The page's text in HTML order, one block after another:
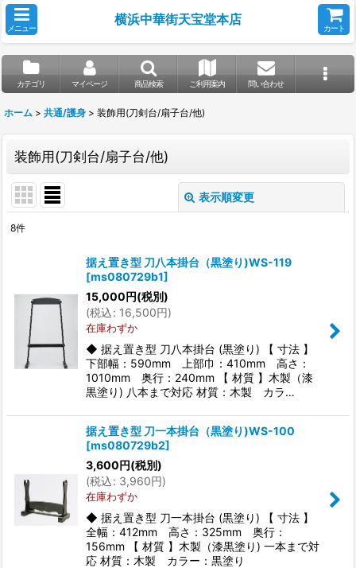
メニュー
横浜中華街天宝堂本店
カート
カテゴリ マイページ 商品検索 ご利用案内 問い合わせ
ホーム > 共通/護身 > 装飾用(刀剣台/扇子台/他)
装飾用(刀剣台/扇子台/他)
表示順変更
8件
据え置き型 刀八本掛台（黒塗り)WS-119
[ms080729b1]
15,000円(税別)
(税込: 16,500円)
在庫わずか
◆ 据え置き型 刀八本掛台 (黒塗り) 【 寸法 】
下部幅：590mm 上部巾：410mm 高さ：
1010mm 奥行：240mm 【 材質 】木製（漆
黒塗り) 八本まで対応 材質：木製 カラ…
据え置き型 刀一本掛台（黒塗り)WS-100
[ms080729b2]
3,600円(税別)
(税込: 3,960円)
在庫わずか
◆ 据え置き型 刀一本掛台 (黒塗り) 【 寸法 】
全幅：412mm 高さ：325mm 奥行：
156mm 【 材質 】木製（漆黒塗り) 一本まで対
応 材質：木製 カラー：黒塗り